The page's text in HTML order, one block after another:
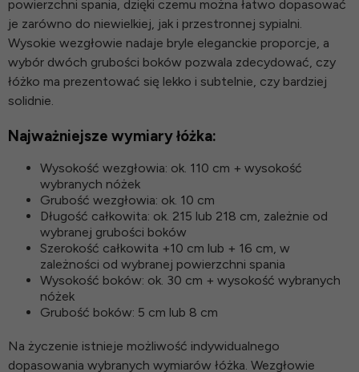
powierzchni spania, dzięki czemu można łatwo dopasować
je zarówno do niewielkiej, jak i przestronnej sypialni.
Wysokie wezgłowie nadaje bryle eleganckie proporcje, a
wybór dwóch grubości boków pozwala zdecydować, czy
łóżko ma prezentować się lekko i subtelnie, czy bardziej
solidnie.
Najważniejsze wymiary łóżka:
Wysokość wezgłowia: ok. 110 cm + wysokość
wybranych nóżek
Grubość wezgłowia: ok. 10 cm
Długość całkowita: ok. 215 lub 218 cm, zależnie od
wybranej grubości boków
Szerokość całkowita +10 cm lub + 16 cm, w
zależności od wybranej powierzchni spania
Wysokość boków: ok. 30 cm + wysokość wybranych
nóżek
Grubość boków: 5 cm lub 8 cm
Na życzenie istnieje możliwość indywidualnego
dopasowania wybranych wymiarów łóżka. Wezgłowie